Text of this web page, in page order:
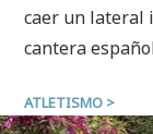
caer un lateral
cantera
ATLETISMO >